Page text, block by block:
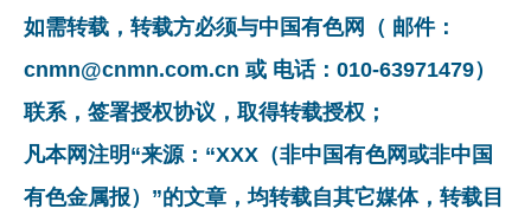
如需转载，转载方必须与中国有色网（ 邮件：
cnmn@cnmn.com.cn 或 电话：010-63971479）
联系，签署授权协议，取得转载授权；
凡本网注明“来源：“XXX（非中国有色网或非中国
有色金属报）”的文章，均转载自其它媒体，转载目